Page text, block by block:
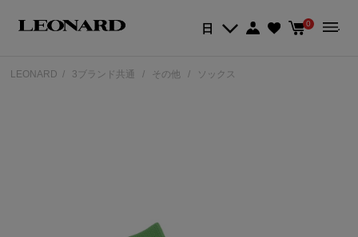
日 0
LEONARD 3ブランド共通 その他 ソックス